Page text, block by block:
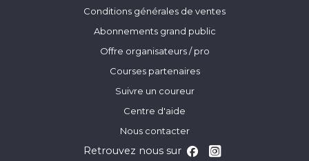
Conditions générales de ventes
Abonnements grand public
Offre organisateurs / pro
Courses partenaires
Suivre un coureur
Centre d'aide
Nous contacter
Retrouvez nous sur